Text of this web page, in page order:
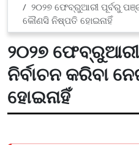
୨୦୨୭ ଫେବ୍ରୁଆରୀ ପୂର୍ବରୁ
କୌଣସି ନିଷ୍ପତି ହୋଇନାହିଁ
୨୦୨୭
ନିର୍ବାଚନ କରିବା
ହୋଇନାହିଁ